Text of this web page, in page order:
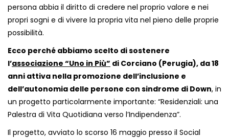
persona abbia il diritto di credere nel proprio valore e nei
propri sogni e di vivere la propria vita nel pieno delle proprie
possibilità.
Ecco perché abbiamo scelto di sostenere
l’associazione “Uno in Più” di Corciano (Perugia), da 18
anni attiva nella promozione dell’inclusione e
dell’autonomia delle persone con sindrome di Down, in
un progetto particolarmente importante: “Residenziali: una
Palestra di Vita Quotidiana verso l’Indipendenza”.
Il progetto, avviato lo scorso 16 maggio presso il Social